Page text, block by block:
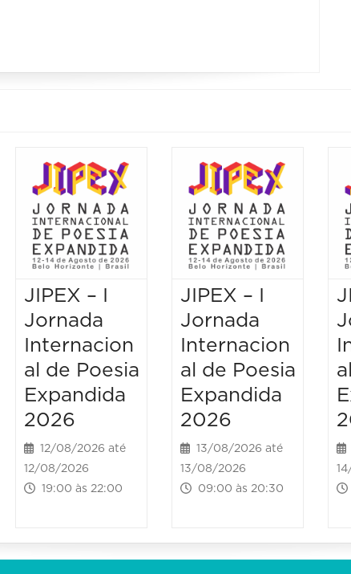
JIPEX – I
Jornada
Internacion
al de Poesia
Expandida
2026
12/08/2026 até
12/08/2026
19:00 às 22:00
JIPEX – I
Jornada
Internacion
al de Poesia
Expandida
2026
13/08/2026 até
13/08/2026
09:00 às 20:30